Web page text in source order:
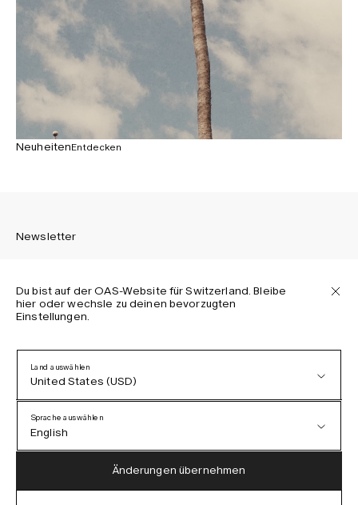
NeuheitenEntdecken
Newsletter
Melden Sie sich an, um die neuesten Informationen über
Datenschutzerklärung
AGB
Barrierefreiheit
Cookie-Richtlinie
Du bist auf der OAS-Website für Switzerland. Bleibe
hier oder wechsle zu deinen bevorzugten
Einstellungen.
Land auswählen
United States (USD)
Austria (EUR)
Sprache auswählen
English
German
Änderungen übernehmen